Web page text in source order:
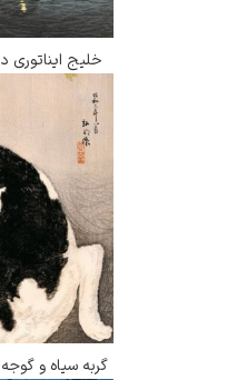
خلیج ایناتوری در
گربه سیاه و گوجه